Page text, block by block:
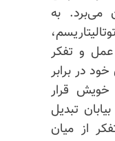
می‌برد. به
عمل و تفکر
در برابر
خویش قرار
تبدیل
از میان